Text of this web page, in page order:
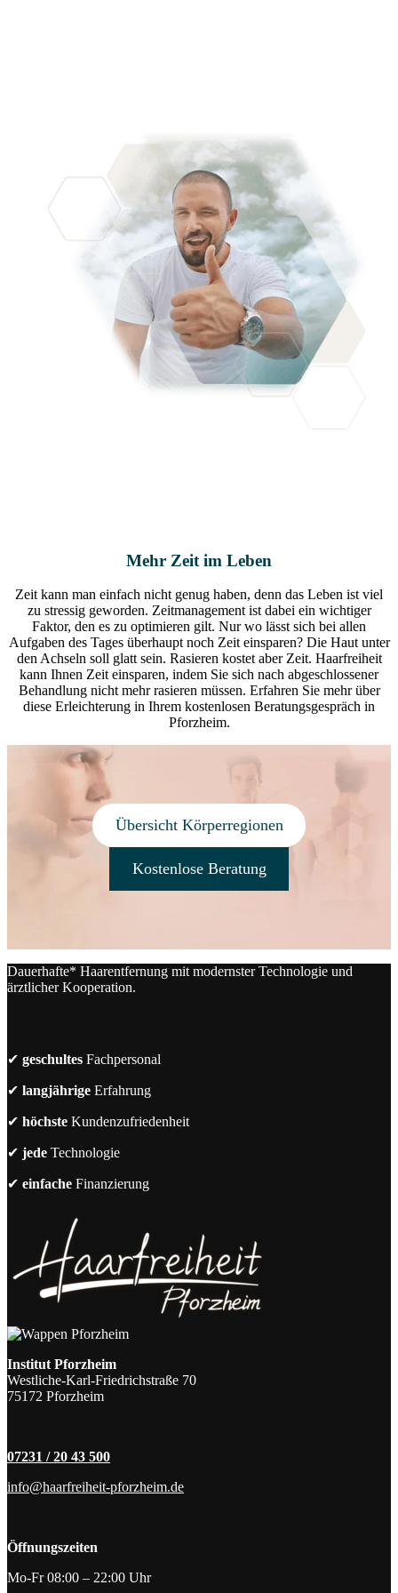
Mehr Zeit im Leben
Zeit kann man einfach nicht genug haben, denn das Leben ist viel
zu stressig geworden. Zeitmanagement ist dabei ein wichtiger
Faktor, den es zu optimieren gilt. Nur wo lässt sich bei allen
Aufgaben des Tages überhaupt noch Zeit einsparen? Die Haut unter
den Achseln soll glatt sein. Rasieren kostet aber Zeit. Haarfreiheit
kann Ihnen Zeit einsparen, indem Sie sich nach abgeschlossener
Behandlung nicht mehr rasieren müssen. Erfahren Sie mehr über
diese Erleichterung in Ihrem kostenlosen Beratungsgespräch in
Pforzheim.
Übersicht Körperregionen
Kostenlose Beratung
Dauerhafte* Haarentfernung mit modernster Technologie und
ärztlicher Kooperation.
✔ geschultes Fachpersonal
✔ langjährige Erfahrung
✔ höchste Kundenzufriedenheit
✔ jede Technologie
✔ einfache Finanzierung
Institut Pforzheim
Westliche-Karl-Friedrichstraße 70
75172 Pforzheim
07231 / 20 43 500
info@haarfreiheit-pforzheim.de
Öffnungszeiten
Mo-Fr 08:00 – 22:00 Uhr